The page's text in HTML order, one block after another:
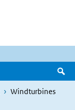
Windturbines